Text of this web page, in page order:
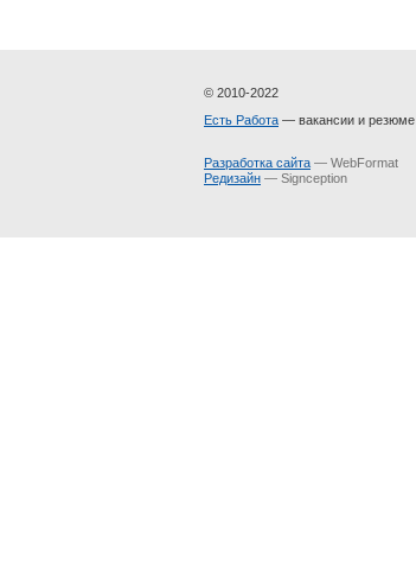
© 2010-2022
Есть Работа — вакансии и резюме
Разработка сайта — WebFormat
Редизайн — Signception